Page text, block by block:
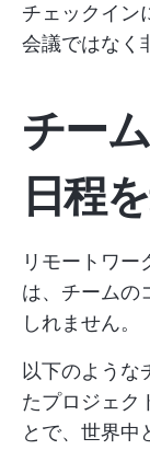
チェックイン
会議ではなく
チー
日程
リモートワー
は、チームの
しれません。
以下のような
たプロジェク
とで、世界中